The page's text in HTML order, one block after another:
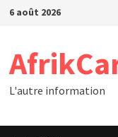
Passer
6 août 2026
L'autre information